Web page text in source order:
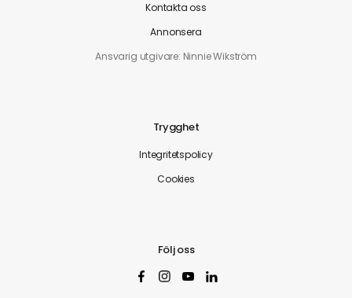
Kontakta oss
Annonsera
Ansvarig utgivare: Ninnie Wikström
Trygghet
Integritetspolicy
Cookies
Följ oss